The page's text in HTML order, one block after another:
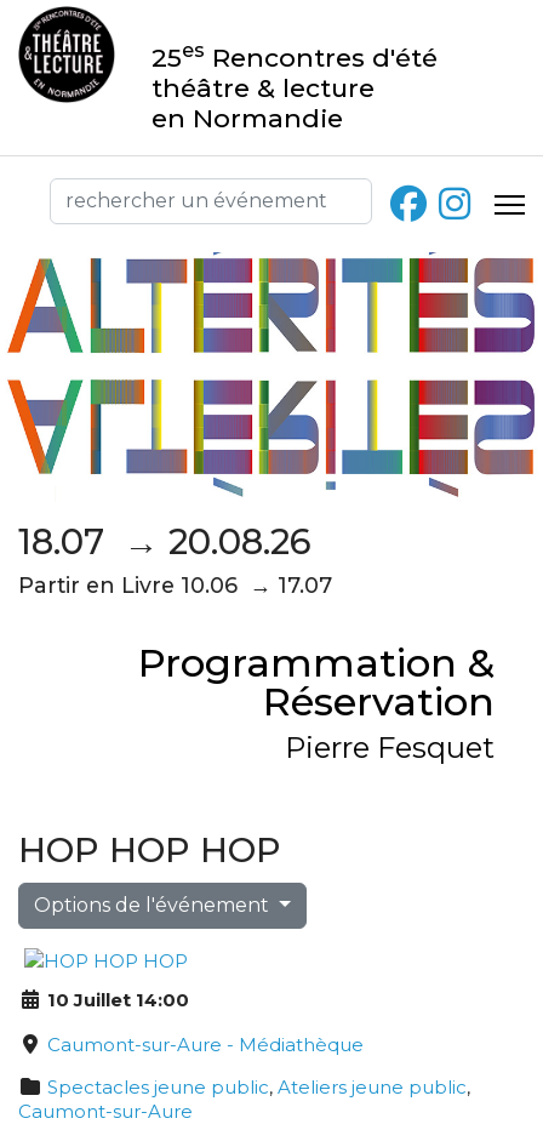
25es Rencontres d'été
théâtre & lecture
en Normandie
18.07 → 20.08.26
Partir en Livre 10.06 → 17.07
Programmation &
Réservation
Pierre Fesquet
HOP HOP HOP
Options de l'événement
10 Juillet 14:00
Caumont-sur-Aure - Médiathèque
Spectacles jeune public, Ateliers jeune public,
Caumont-sur-Aure